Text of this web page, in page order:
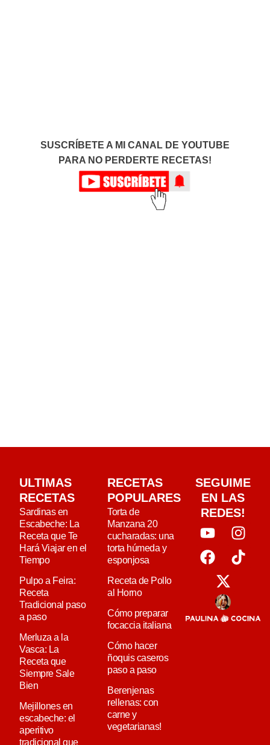
SUSCRÍBETE A MI CANAL DE YOUTUBE
PARA NO PERDERTE RECETAS!
ULTIMAS
RECETAS
Sardinas en
Escabeche: La
Receta que Te
Hará Viajar en el
Tiempo
Pulpo a Feira:
Receta
Tradicional paso
a paso
Merluza a la
Vasca: La
Receta que
Siempre Sale
Bien
Mejillones en
escabeche: el
aperitivo
tradicional que
RECETAS
POPULARES
Torta de
Manzana 20
cucharadas: una
torta húmeda y
esponjosa
Receta de Pollo
al Horno
Cómo preparar
focaccia italiana
Cómo hacer
ñoquis caseros
paso a paso
Berenjenas
rellenas: con
carne y
vegetarianas!
SEGUIME
EN LAS
REDES!